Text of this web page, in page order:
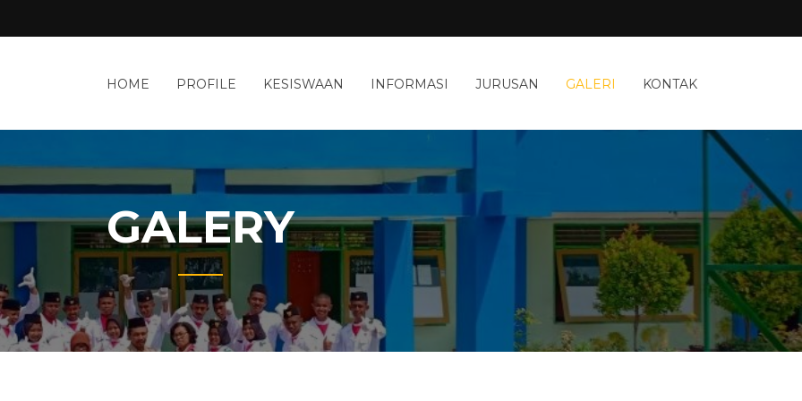
HOME PROFILE KESISWAAN INFORMASI JURUSAN GALERI KONTAK
GALERY